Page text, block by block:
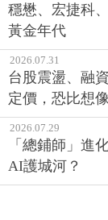
穩懋、宏捷科
黃金年代
2026.07.31
台股震盪、融
定價，恐比想
2026.07.29
「總鋪師」進
AI護城河？